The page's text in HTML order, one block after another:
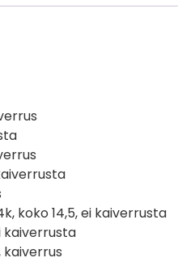
koko 14,5, ei kaiverrusta
kaiverrusta
kaiverrus